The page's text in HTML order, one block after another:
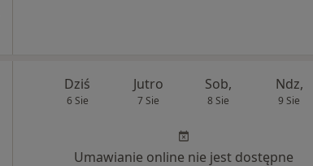
Dziś
6 Sie
Jutro
7 Sie
Sob,
8 Sie
Ndz,
9 Sie
Umawianie online nie jest dostępne